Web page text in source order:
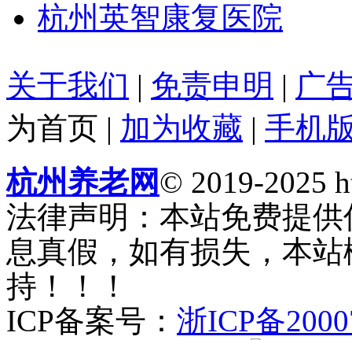
杭州英智康复医院
关于我们 | 免责申明 | 广
为首页 | 加为收藏 | 手机
杭州养老网© 2019-2025
法律声明：本站免费提
息真假，如有损失，本
持！！！
ICP备案号： 浙ICP备